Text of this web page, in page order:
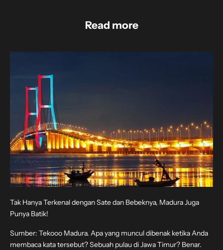
Read more
Tak Hanya Terkenal dengan Sate dan Bebeknya, Madura Juga
Punya Batik!
Sumber: Tekooo Madura. Apa yang muncul dibenak ketika Anda
membaca kata tersebut? Sebuah pulau di Jawa Timur? Benar.